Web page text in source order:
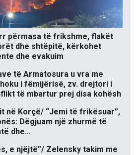
përmasa të frikshme, flakët
dhe shtëpitë, kërkohet
dhe evakuim
të Armatosura u vra me
i fëmijërisë, zv. drejtori i
të mbartur prej disa kohësh
në Korçë/ “Jemi të frikësuar”,
Dëgjuam një zhurmë të
dhe…
e njëjtë”/ Zelensky takim me